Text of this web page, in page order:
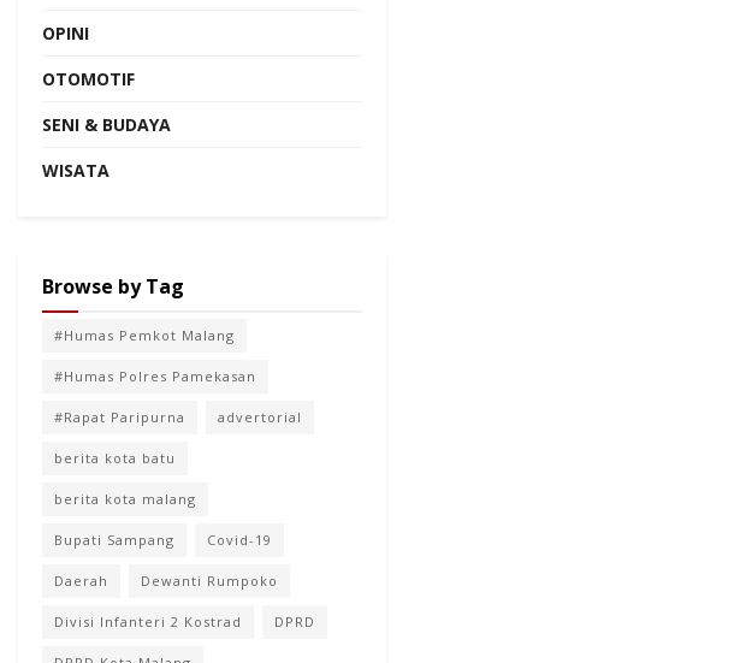
OPINI
OTOMOTIF
SENI & BUDAYA
WISATA
Browse by Tag
#Humas Pemkot Malang
#Humas Polres Pamekasan
#Rapat Paripurna advertorial
berita kota batu
berita kota malang
Bupati Sampang Covid-19
Daerah Dewanti Rumpoko
Divisi Infanteri 2 Kostrad DPRD